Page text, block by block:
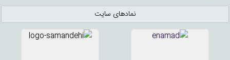
نمادهای سایت